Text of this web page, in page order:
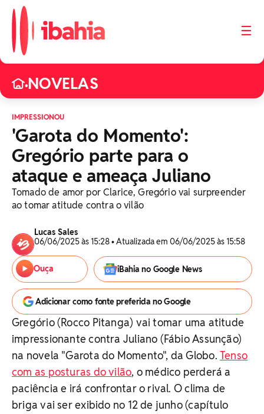
☰
•NOVELAS
IMPRESSIONOU
'Garota do Momento':
Gregório parte para o
ataque e ameaça Juliano
Tomado de amor por Clarice, Gregório vai surpreender
ao tomar atitude contra o vilão
Lucas Sales
06/06/2025 às 15:28 • Atualizada em 06/06/2025 às 15:58
Ouça iBahia no Google News
Adicionar como fonte preferida no Google
Gregório (Rocco Pitanga) vai tomar uma atitude
impressionante contra Juliano (Fábio Assunção)
na novela "Garota do Momento", da Globo.Tenso
com as posturas do vilão, o médico perderá a
paciência e irá confrontar o rival. O clima de
briga vai ser exibido no 12 de junho (capítulo